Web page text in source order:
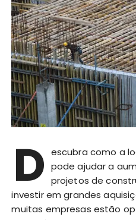
D escubra como a
pode ajudar a
projetos de
investir em grandes
muitas empresas estão